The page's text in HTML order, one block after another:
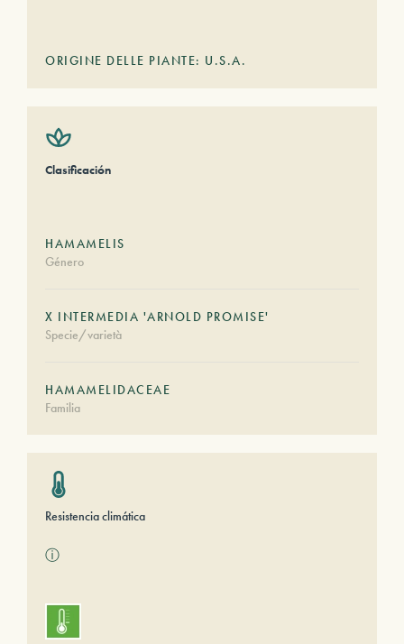
ORIGINE DELLE PIANTE: U.S.A.
Clasificación
HAMAMELIS
Género
X INTERMEDIA 'ARNOLD PROMISE'
Specie/varietà
HAMAMELIDACEAE
Familia
Resistencia climática
ⓘ